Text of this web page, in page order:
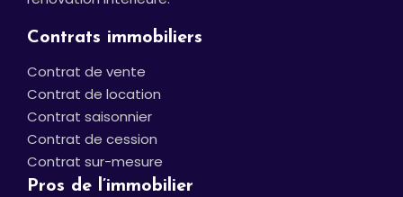
Contrats immobiliers
Contrat de vente
Contrat de location
Contrat saisonnier
Contrat de cession
Contrat sur-mesure
Pros de l’immobilier